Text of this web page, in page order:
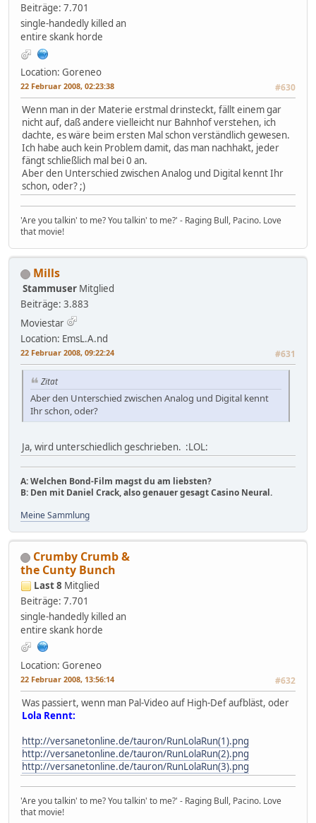
Beiträge: 7.701
single-handedly killed an
entire skank horde
Location: Goreneo
22 Februar 2008, 02:23:38 #630
Wenn man in der Materie erstmal drinsteckt, fällt einem gar
nicht auf, daß andere vielleicht nur Bahnhof verstehen, ich
dachte, es wäre beim ersten Mal schon verständlich gewesen.
Ich habe auch kein Problem damit, das man nachhakt, jeder
fängt schließlich mal bei 0 an.
Aber den Unterschied zwischen Analog und Digital kennt Ihr
schon, oder? ;)
'Are you talkin' to me? You talkin' to me?' - Raging Bull, Pacino. Love
that movie!
Mills
Stammuser Mitglied
Beiträge: 3.883
Moviestar
Location: EmsL.A.nd
22 Februar 2008, 09:22:24 #631
Zitat
Aber den Unterschied zwischen Analog und Digital kennt
Ihr schon, oder?
Ja, wird unterschiedlich geschrieben. :LOL:
A: Welchen Bond-Film magst du am liebsten?
B: Den mit Daniel Crack, also genauer gesagt Casino Neural.
Meine Sammlung
Crumby Crumb &
the Cunty Bunch
Last 8 Mitglied
Beiträge: 7.701
single-handedly killed an
entire skank horde
Location: Goreneo
22 Februar 2008, 13:56:14 #632
Was passiert, wenn man Pal-Video auf High-Def aufbläst, oder
Lola Rennt:
http://versanetonline.de/tauron/RunLolaRun(1).png
http://versanetonline.de/tauron/RunLolaRun(2).png
http://versanetonline.de/tauron/RunLolaRun(3).png
'Are you talkin' to me? You talkin' to me?' - Raging Bull, Pacino. Love
that movie!